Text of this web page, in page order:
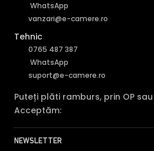
WhatsApp
vanzari@e-camere.ro
Tehnic
0765 487 387
WhatsApp
suport@e-camere.ro
Puteți plăti ramburs, prin OP
Acceptăm:
NEWSLETTER